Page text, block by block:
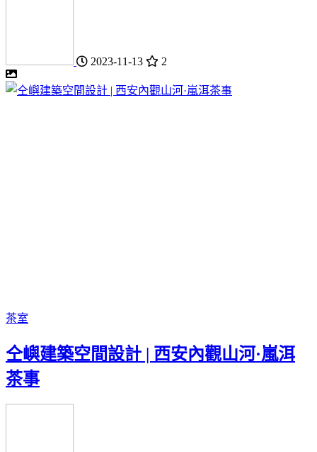
2023-11-13 2
茶室
仝嶼建築空間設計 | 西安內觀山河·嵐洱
茶事